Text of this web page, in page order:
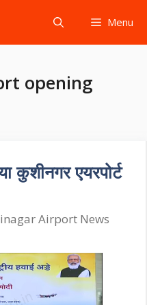
Menu
opening
कुशीनगर एयरपोर्ट
Airport News